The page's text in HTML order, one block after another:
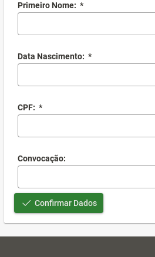
Primeiro Nome: *
Data Nascimento: *
CPF: *
Convocação:
Confirmar Dados